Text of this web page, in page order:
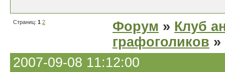
Страниц: 1 2 Форум » Клуб
графоголиков
2007-09-08 11:12:00